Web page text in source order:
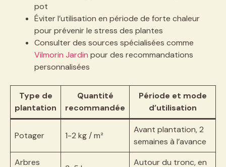
pot
Éviter l’utilisation en période de forte chaleur
pour prévenir le stress des plantes
Consulter des sources spécialisées comme
Vilmorin Jardin pour des recommandations
personnalisées
Type de
plantation
Quantité
recommandée
Période et mode
d’utilisation
Potager 1-2 kg / m²
Avant plantation, 2
semaines à l’avance
Arbres
Autour du tronc, en